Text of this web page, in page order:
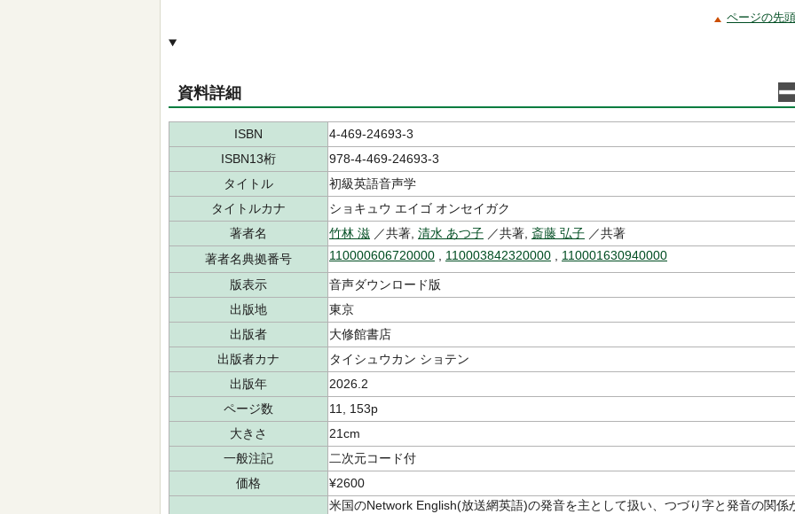
ページの先
資料詳細
ISBN
4-469-24693-3
ISBN13桁
978-4-469-24693-3
タイトル
初級英語音声学
タイトルカナ
ショキュウ エイゴ オンセイガク
著者名
竹林 滋 ／共著, 清水 あつ子 ／共著, 斎藤 弘子 ／共著
著者名典拠番号
110000606720000 110003842320000 110001630940000
版表示
音声ダウンロード版
出版地
東京
出版者
大修館書店
出版者カナ
タイシュウカン ショテン
出版年
2026.2
ページ数
11, 153p
大きさ
21cm
一般注記
二次元コード付
価格
¥2600
米国のNetwork English(放送網英語)の発音を主として扱い、つづり字と発音の関係